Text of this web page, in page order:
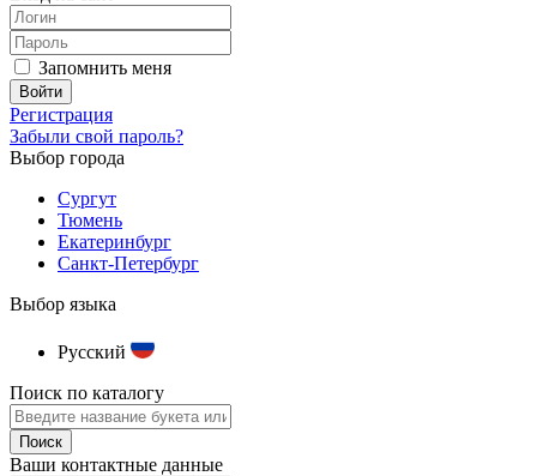
Запомнить меня
Регистрация
Забыли свой пароль?
Выбор города
Сургут
Тюмень
Екатеринбург
Санкт-Петербург
Выбор языка
Русский
Поиск по каталогу
Ваши контактные данные